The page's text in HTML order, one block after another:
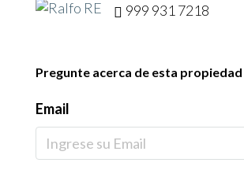
999 931 7218
Pregunte acerca de esta propiedad
Email